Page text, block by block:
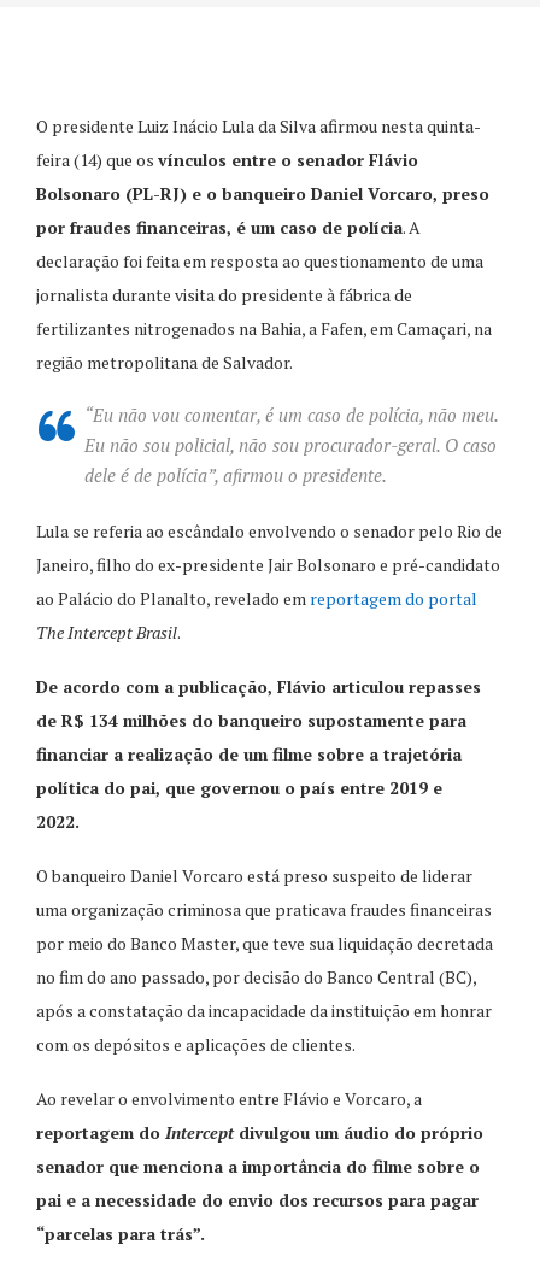
O presidente Luiz Inácio Lula da Silva afirmou nesta quinta-
feira (14) que os vínculos entre o senador Flávio
Bolsonaro (PL-RJ) e o banqueiro Daniel Vorcaro, preso
por fraudes financeiras, é um caso de polícia. A
declaração foi feita em resposta ao questionamento de uma
jornalista durante visita do presidente à fábrica de
fertilizantes nitrogenados na Bahia, a Fafen, em Camaçari, na
região metropolitana de Salvador.
“Eu não vou comentar, é um caso de polícia, não meu.
Eu não sou policial, não sou procurador-geral. O caso
dele é de polícia”, afirmou o presidente.
Lula se referia ao escândalo envolvendo o senador pelo Rio de
Janeiro, filho do ex-presidente Jair Bolsonaro e pré-candidato
ao Palácio do Planalto, revelado em reportagem do portal
The Intercept Brasil.
De acordo com a publicação, Flávio articulou repasses
de R$ 134 milhões do banqueiro supostamente para
financiar a realização de um filme sobre a trajetória
política do pai, que governou o país entre 2019 e
2022.
O banqueiro Daniel Vorcaro está preso suspeito de liderar
uma organização criminosa que praticava fraudes financeiras
por meio do Banco Master, que teve sua liquidação decretada
no fim do ano passado, por decisão do Banco Central (BC),
após a constatação da incapacidade da instituição em honrar
com os depósitos e aplicações de clientes.
Ao revelar o envolvimento entre Flávio e Vorcaro, a
reportagem do Interceptdivulgou um áudio do próprio
senador que menciona a importância do filme sobre o
pai e a necessidade do envio dos recursos para pagar
“parcelas para trás”.